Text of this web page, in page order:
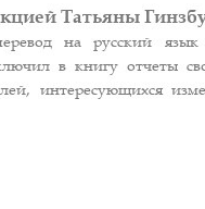
Татьяны
на русский язык
в книгу отчеты
интересующихся